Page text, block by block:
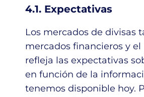
4.1. Expectativas
Los mercados de divisas
mercados financieros y el
refleja las expectativas
en función de la
tenemos disponible hoy.